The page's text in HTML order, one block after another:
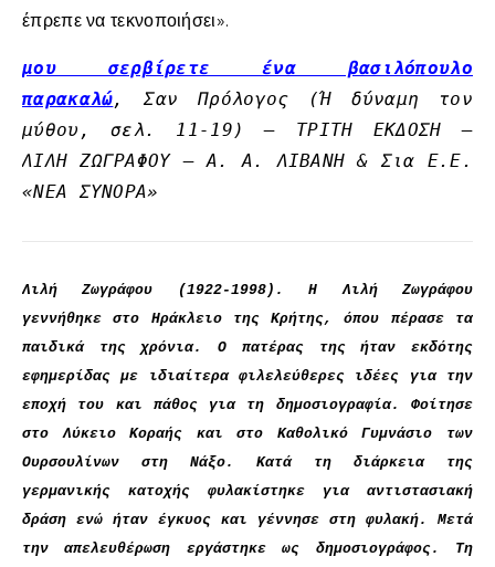
έπρεπε να τεκνοποιήσει».
μου σερβίρετε ένα βασιλόπουλο
παρακαλώ,Σαν Πρόλογος (Ή δύναμη τον
μύθου, σελ. 11-19) – ΤΡΙΤΗ ΕΚΔΟΣΗ –
ΛΙΛΗ ΖΩΓΡΑΦΟΥ – Α. Α. ΛΙΒΑΝΗ & Σια Ε.Ε.
«ΝΕΑ ΣΥΝΟΡΑ»
Λιλή Ζωγράφου (1922-1998). Η Λιλή Ζωγράφου
γεννήθηκε στο Ηράκλειο της Κρήτης, όπου πέρασε τα
παιδικά της χρόνια. Ο πατέρας της ήταν εκδότης
εφημερίδας με ιδιαίτερα φιλελεύθερες ιδέες για την
εποχή του και πάθος για τη δημοσιογραφία. Φοίτησε
στο Λύκειο Κοραής και στο Καθολικό Γυμνάσιο των
Ουρσουλίνων στη Νάξο. Κατά τη διάρκεια της
γερμανικής κατοχής φυλακίστηκε για αντιστασιακή
δράση ενώ ήταν έγκυος και γέννησε στη φυλακή. Μετά
την απελευθέρωση εργάστηκε ως δημοσιογράφος. Τη